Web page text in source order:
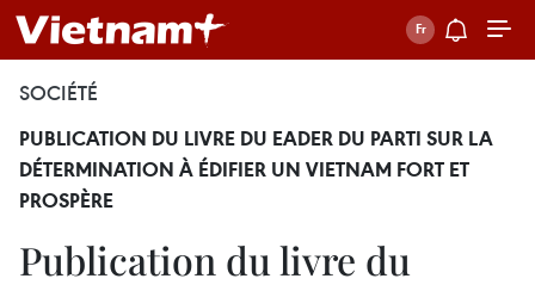
SOCIÉTÉ
PUBLICATION DU LIVRE DU EADER DU PARTI SUR LA
DÉTERMINATION À ÉDIFIER UN VIETNAM FORT ET
PROSPÈRE
Publication du livre du